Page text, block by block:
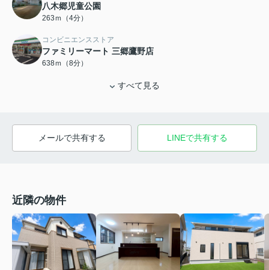
八木郷児童公園
263ｍ（4分）
コンビニエンスストア
ファミリーマート 三郷鷹野店
638ｍ（8分）
すべて見る
メールで共有する LINEで共有する
近隣の物件